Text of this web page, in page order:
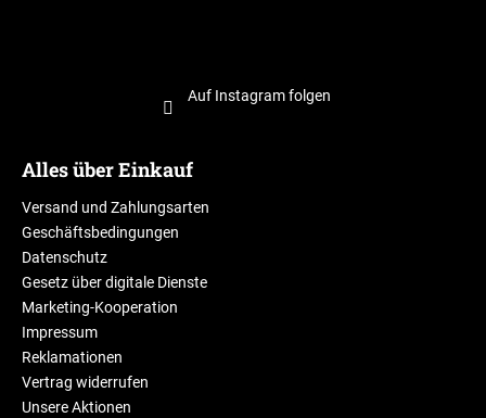
Auf Instagram folgen
Alles über Einkauf
Versand und Zahlungsarten
Geschäftsbedingungen
Datenschutz
Gesetz über digitale Dienste
Marketing-Kooperation
Impressum
Reklamationen
Vertrag widerrufen
Unsere Aktionen